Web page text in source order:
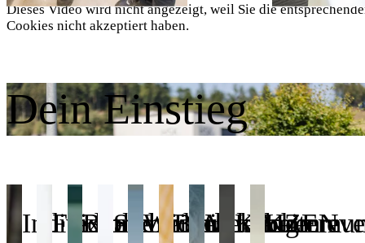
Dieses Video wird nicht angezeigt, weil Sie die
Cookies nicht akzeptiert haben.
Dein Einstieg
Individuelle
Flexible
Betriebliches
Sicherheit
Weiterbildung
Betrieblicher
KAIZEN